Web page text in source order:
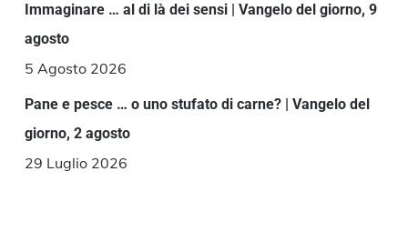
Immaginare … al di là dei sensi | Vangelo del giorno, 9
agosto
5 Agosto 2026
Pane e pesce … o uno stufato di carne? | Vangelo del
giorno, 2 agosto
29 Luglio 2026